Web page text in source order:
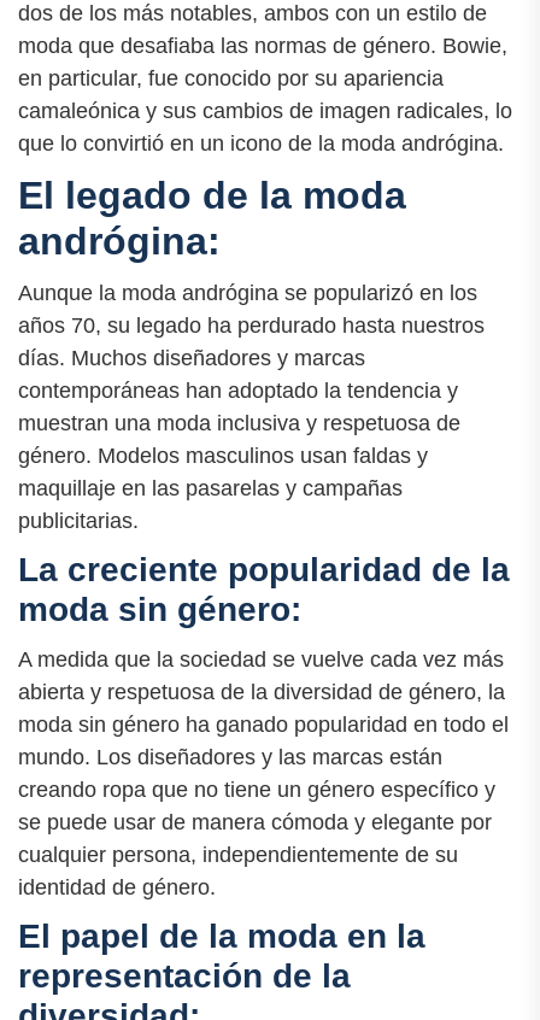
dos de los más notables, ambos con un estilo de
moda que desafiaba las normas de género. Bowie,
en particular, fue conocido por su apariencia
camaleónica y sus cambios de imagen radicales, lo
que lo convirtió en un icono de la moda andrógina.
El legado de la moda
andrógina:
Aunque la moda andrógina se popularizó en los
años 70, su legado ha perdurado hasta nuestros
días. Muchos diseñadores y marcas
contemporáneas han adoptado la tendencia y
muestran una moda inclusiva y respetuosa de
género. Modelos masculinos usan faldas y
maquillaje en las pasarelas y campañas
publicitarias.
La creciente popularidad de la
moda sin género:
A medida que la sociedad se vuelve cada vez más
abierta y respetuosa de la diversidad de género, la
moda sin género ha ganado popularidad en todo el
mundo. Los diseñadores y las marcas están
creando ropa que no tiene un género específico y
se puede usar de manera cómoda y elegante por
cualquier persona, independientemente de su
identidad de género.
El papel de la moda en la
representación de la